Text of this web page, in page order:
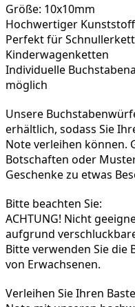
Größe: 10x10mm
Hochwertiger Kunststoff
Perfekt für
Kinderwagenketten
Individuelle
möglich
Unsere
erhältlich, sodass Sie
Note verleihen können.
Botschaften oder
Geschenke zu etwas
Bitte beachten Sie:
ACHTUNG! Nicht
aufgrund
Bitte verwenden Sie
von Erwachsenen.
Verleihen Sie Ihren